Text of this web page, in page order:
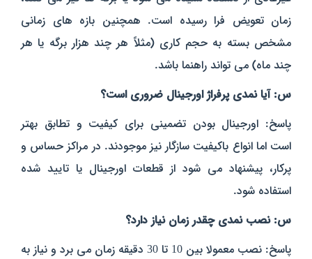
زمان تعویض فرا رسیده است. همچنین بازه‌ های زمانی
مشخص بسته به حجم کاری (مثلاً هر چند هزار برگه یا هر
چند ماه) می‌ تواند راهنما باشد.
س: آیا نمدی پرفراژ اورجینال ضروری است؟
پاسخ: اورجینال بودن تضمینی برای کیفیت و تطابق بهتر
است اما انواع باکیفیت سازگار نیز موجودند. در مراکز حساس و
پرکار، پیشنهاد می‌ شود از قطعات اورجینال یا تایید شده
استفاده شود.
س: نصب نمدی چقدر زمان نیاز دارد؟
پاسخ: نصب معمولا بین 10 تا 30 دقیقه زمان می‌ برد و نیاز به